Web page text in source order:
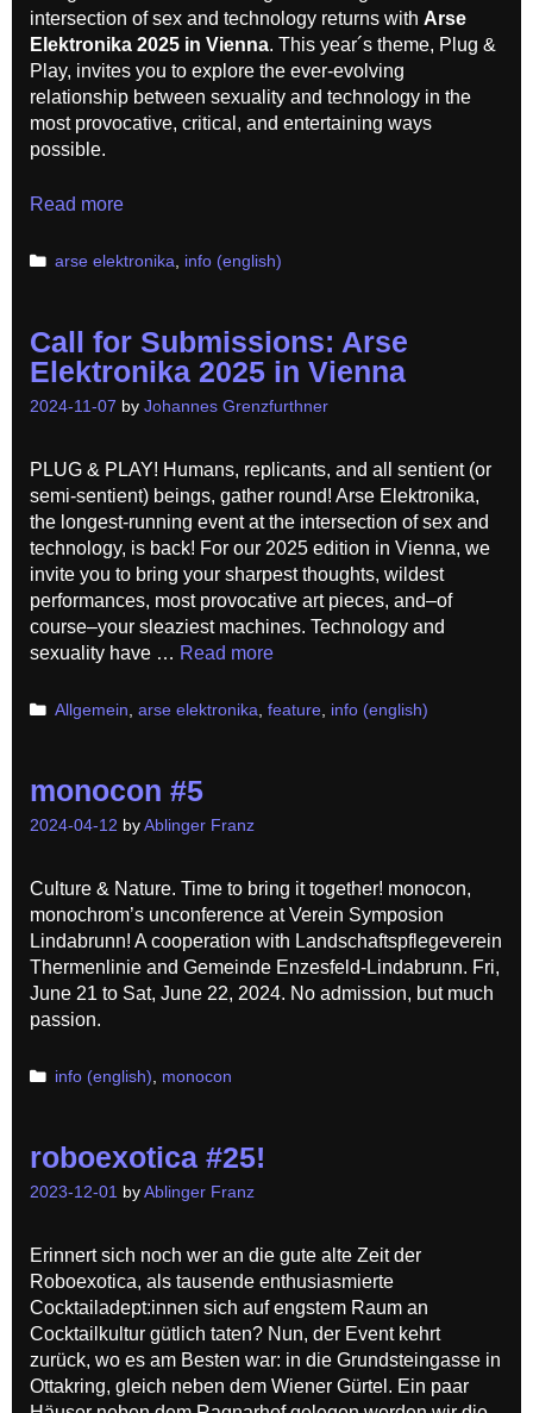
intersection of sex and technology returns with Arse
Elektronika 2025 in Vienna. This year´s theme, Plug &
Play, invites you to explore the ever-evolving
relationship between sexuality and technology in the
most provocative, critical, and entertaining ways
possible.
Read morePlug
Play!
Categories
arse elektronika info (english)
Call for Submissions: Arse
Elektronika 2025 in Vienna
2024-11-07 by Johannes Grenzfurthner
PLUG & PLAY! Humans, replicants, and all sentient (or
semi-sentient) beings, gather round! Arse Elektronika,
the longest-running event at the intersection of sex and
technology, is back! For our 2025 edition in Vienna, we
invite you to bring your sharpest thoughts, wildest
performances, most provocative art pieces, and–of
course–your sleaziest machines. Technology and
sexuality have … Read more
Categories
Allgemein ,arse elektronika ,feature info (english)
monocon #5
2024-04-12 by Ablinger Franz
Culture & Nature. Time to bring it together! monocon,
monochrom’s unconference at Verein Symposion
Lindabrunn! A cooperation with Landschaftspflegeverein
Thermenlinie and Gemeinde Enzesfeld-Lindabrunn. Fri,
June 21 to Sat, June 22, 2024. No admission, but much
passion.
Categories
info (english) monocon
roboexotica #25!
2023-12-01 by Ablinger Franz
Erinnert sich noch wer an die gute alte Zeit der
Roboexotica, als tausende enthusiasmierte
Cocktailadept:innen sich auf engstem Raum an
Cocktailkultur gütlich taten? Nun, der Event kehrt
zurück, wo es am Besten war: in die Grundsteingasse in
Ottakring, gleich neben dem Wiener Gürtel. Ein paar